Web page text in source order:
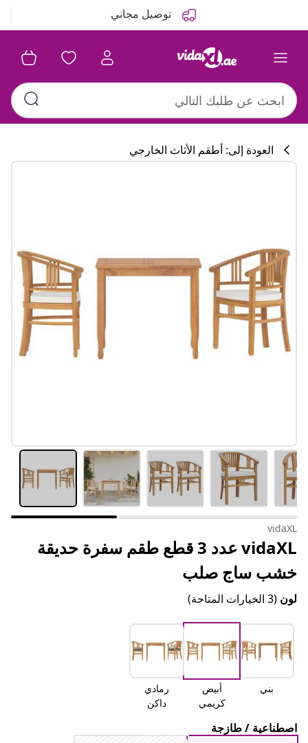
توصيل مجاني
#sharemevidaxl
العودة إلى: أطقم الأثاث الخارجي
vidaXL
vidaXL عدد 3 قطع طقم سفرة حديقة
خشب ساج صلب
لون (3 الخيارات المتاحة)
بني
أبيض
كريمي
رمادي
داكن
اصطناعية / طازجة